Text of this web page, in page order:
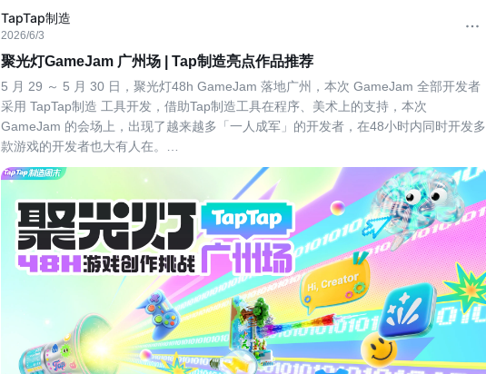
TapTap制造
2026/6/3
聚光灯GameJam 广州场 | Tap制造亮点作品推荐
5 月 29 ～ 5 月 30 日，聚光灯48h GameJam 落地广州，本次 GameJam 全部开发者
采用 TapTap制造 工具开发，借助Tap制造工具在程序、美术上的支持，本次
GameJam 的会场上，出现了越来越多「一人成军」的开发者，在48小时内同时开发多
款游戏的开发者也大有人在。
受限于 48小时的开发时间，开发者们很难将作品调整成尽善尽美的状态，但依然有许
多有想法、有创意或者在